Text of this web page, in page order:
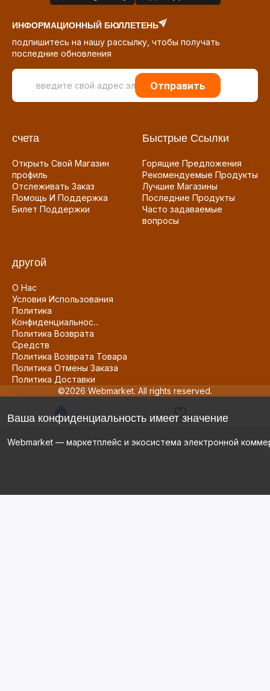
ИНФОРМАЦИОННЫЙ БЮЛЛЕТЕНЬ
подпишитесь на нашу рассылку, чтобы получать
последние обновления
Отправить
счета
Открыть Свой Магазин
профиль
Отслеживать Заказ
Помощь И Поддержка
Билет Поддержки
Быстрые Ссылки
Горящие Предложения
Рекомендуемые Продукты
Лучшие Магазины
Последние Продукты
Часто задаваемые
вопросы
другой
О Нас
Условия Использования
Политика
Конфиденциальнос...
Политика Возврата
Средств
Политика Возврата Товара
Политика Отмены Заказа
Политика Доставки
©2026 Webmarket. All rights reserved.
Ваша конфиденциальность имеет значение
Webmarket — маркетплейс и экосистема электронной